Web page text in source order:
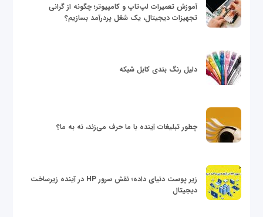
آموزش تعمیرات لپ‌تاپ و کامپیوتر؛ چگونه از گرانی
تجهیزات دیجیتال، یک شغل پردرآمد بسازیم؟
دلیل رنگ بندی کابل شبکه
چطور تبلیغات آینده با ما حرف می‌زند، نه به ما؟
زیر پوست دنیای داده؛ نقش سرور HP در آینده زیرساخت
دیجیتال